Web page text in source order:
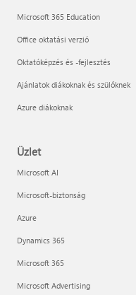
Microsoft 365 Education
Office oktatási verzió
Oktatóképzés és -fejlesztés
Ajánlatok diákoknak és szülőknek
Azure diákoknak
Üzlet
Microsoft AI
Microsoft-biztonság
Azure
Dynamics 365
Microsoft 365
Microsoft Advertising